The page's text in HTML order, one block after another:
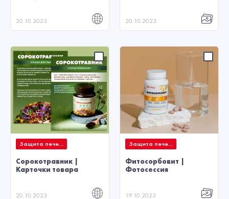
20.10.2023 20.10.2023
Защита пече...
Сорокотравник |
Карточки товара
20.10.2023
Защита пече...
Фитосорбовит |
Фотосессия
19.10.2023